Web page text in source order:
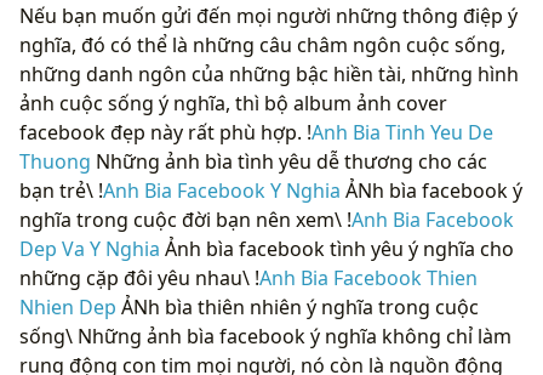
Nếu bạn muốn gửi đến mọi người những thông điệp ý
nghĩa, đó có thể là những câu châm ngôn cuộc sống,
những danh ngôn của những bậc hiền tài, những hình
ảnh cuộc sống ý nghĩa, thì bộ album ảnh cover
facebook đẹp này rất phù hợp. !Anh Bia Tinh Yeu De
Thuong Những ảnh bìa tình yêu dễ thương cho các
bạn trẻ\ !Anh Bia Facebook Y Nghia ẢNh bìa facebook ý
nghĩa trong cuộc đời bạn nên xem\ !Anh Bia Facebook
Dep Va Y Nghia Ảnh bìa facebook tình yêu ý nghĩa cho
những cặp đôi yêu nhau\ !Anh Bia Facebook Thien
Nhien Dep ẢNh bìa thiên nhiên ý nghĩa trong cuộc
sống\ Những ảnh bìa facebook ý nghĩa không chỉ làm
rung động con tim mọi người, nó còn là nguồn động